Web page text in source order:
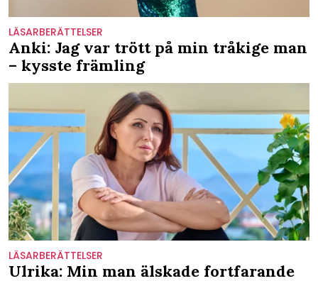
LÄSARBERÄTTELSER
Anki: Jag var trött på min tråkige man
– kysste främling
LÄSARBERÄTTELSER
Ulrika: Min man älskade fortfarande